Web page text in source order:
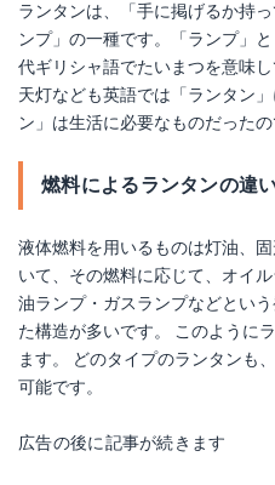
ランタンは、「手に掲げるか持
ンプ」の一種です。「ランプ」
代ギリシャ語でたいまつを意味
天灯なども英語では「ランタン
ン」は生活に必要なものだったの
燃料によるランタンの違
液体燃料を用いるものは灯油、
いて、その燃料に応じて、オイ
油ランプ・ガスランプなどとい
た構造が多いです。 このように
ます。 どのタイプのランタンも
可能です。
広告の後に記事が続きます